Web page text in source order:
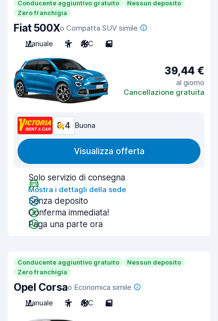
Conducente aggiuntivo gratuito
Nessun deposito
Zero franchigia
Fiat 500Xo Compatta SUV simile
Manuale
5 A/C 5
39,44 €
al giorno
Cancellazione gratuita
8,4 Buona
Visualizza offerta
Solo servizio di consegna
Mostra i dettagli della sede
Senza deposito
Conferma immediata!
Paga una parte ora
Conducente aggiuntivo gratuito
Nessun deposito
Zero franchigia
Opel Corsao Economica simile
Manuale
5 A/C 5